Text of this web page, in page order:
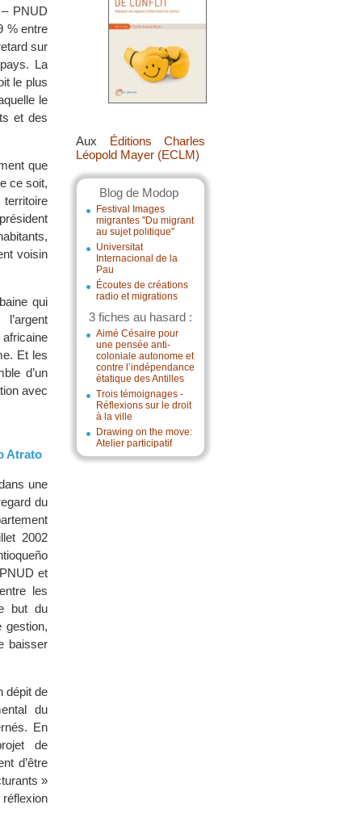
Aux Éditions Charles
Léopold Mayer (ECLM)
Blog de Modop
Festival Images
migrantes "Du migrant
au sujet politique"
Universitat
Internacional de la
Pau
Écoutes de créations
radio et migrations
3 fiches au hasard :
Aimé Césaire pour
une pensée anti-
coloniale autonome et
contre l’indépendance
étatique des Antilles
Trois témoignages -
Réflexions sur le droit
à la ville
Drawing on the move:
Atelier participatif
PNUD
% entre
sur
La
le plus
le
et des
que
ce soit,
voisin
qui
Et les
d’un
avec
Atrato
une
du
2002
et
les
but du
gestion,
baisser
dépit de
du
En
de
d’être
»